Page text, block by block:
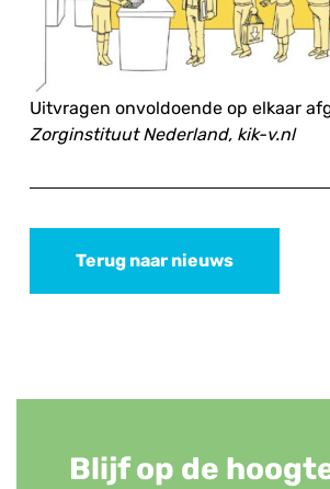
Uitvragen onvoldoende op elkaar
Zorginstituut Nederland, kik-v.nl
Terug naar nieuws
Blijf op de